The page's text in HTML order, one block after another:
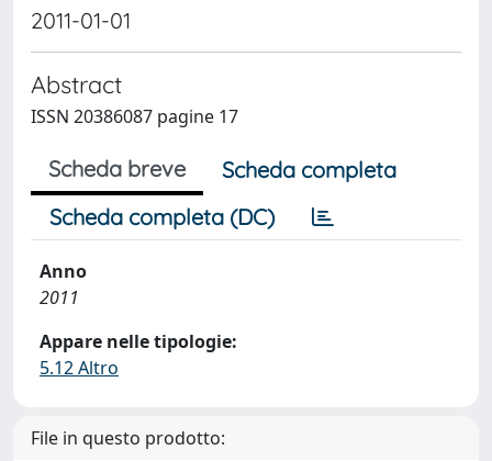
2011-01-01
Abstract
ISSN 20386087 pagine 17
Scheda breve
Scheda completa
Scheda completa (DC)
Anno
2011
Appare nelle tipologie:
5.12 Altro
File in questo prodotto: